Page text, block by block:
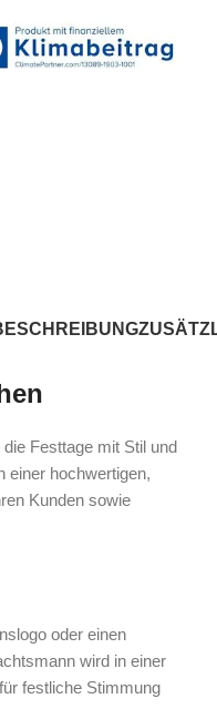
Festtage mit Stil und
einer hochwertigen,
Kunden sowie
oder einen
wird in einer
festliche Stimmung